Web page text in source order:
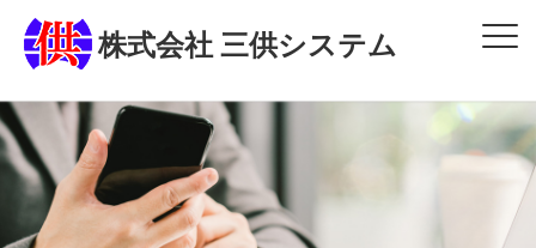
株式会社 三供システム